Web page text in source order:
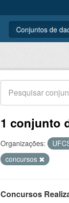
Conjuntos de
1 conjunto
Organizações:
concursos
Concursos